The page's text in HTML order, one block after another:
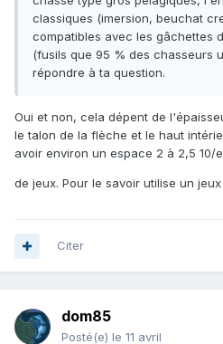
classiques (imersion, beuchat
compatibles avec les gâchettes
(fusils que 95 % des chasseurs
répondre à ta question.
Oui et non, cela dépent de
le talon de la flèche et le haut
avoir environ un espace 2 à 2,5 10/
de jeux. Pour le savoir utilise un
Citer
dom85
Posté(e) le 11 avril